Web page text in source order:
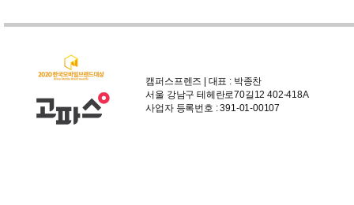
캠퍼스프렌즈 | 대표 : 박종찬
서울 강남구 테헤란로70길12 402-418A
사업자 등록번호 : 391-01-00107